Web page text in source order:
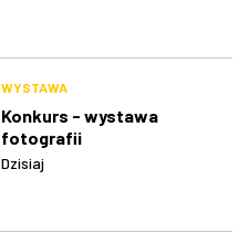
WYSTAWA
Konkurs - wystawa
fotografii
Dzisiaj